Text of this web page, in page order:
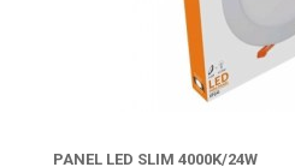
PANEL LED SLIM 4000K/24W